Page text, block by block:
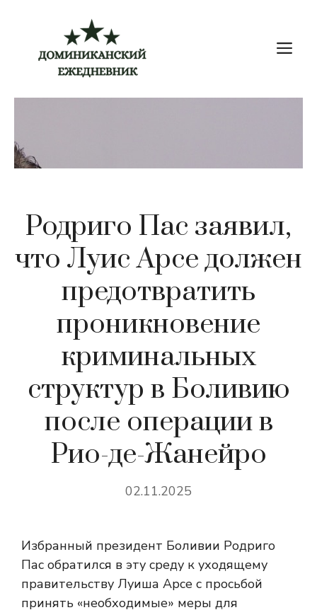
содержимому
Родриго Пас заявил,
что Луис Арсе должен
предотвратить
проникновение
криминальных
структур в Боливию
после операции в
Рио-де-Жанейро
02.11.2025
Избранный президент Боливии Родриго
Пас обратился в эту среду к уходящему
правительству Луиша Арсе с просьбой
принять «необходимые» меры для